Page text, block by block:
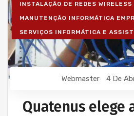
INSTALAÇÃO DE REDES WIRELESS
MANUTENÇÃO INFORMÁTICA
SERVIÇOS INFORMÁTICA E
Webmaster 4 De
Quatenus elege